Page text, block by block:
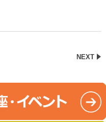
NEXT